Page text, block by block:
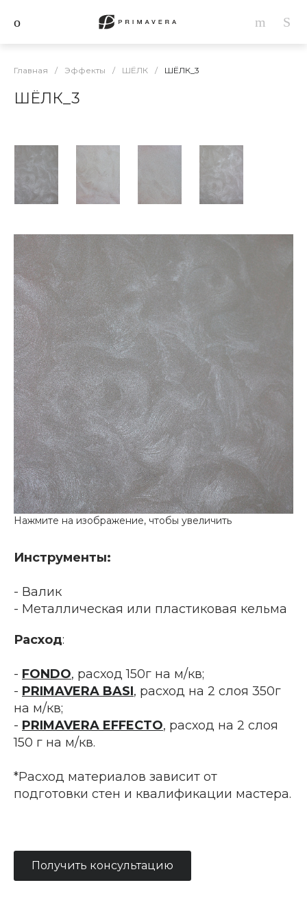
Главная / Эффекты / ШЁЛК / ШЁЛК_3
ШЁЛК_3
Инструменты:
- Валик
- Металлическая или пластиковая кельма
Расход:
- FONDO, расход 150г на м/кв;
- PRIMAVERA BASI, расход на 2 слоя 350г
на м/кв;
- PRIMAVERA EFFECTO, расход на 2 слоя
150 г на м/кв.
*Расход материалов зависит от
подготовки стен и квалификации мастера.
Получить консультацию